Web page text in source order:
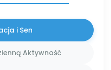
i Sen
Aktywność